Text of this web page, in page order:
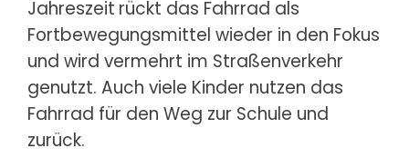
Jahreszeit rückt das Fahrrad als
Fortbewegungsmittel wieder in den Fokus
und wird vermehrt im Straßenverkehr
genutzt. Auch viele Kinder nutzen das
Fahrrad für den Weg zur Schule und
zurück.